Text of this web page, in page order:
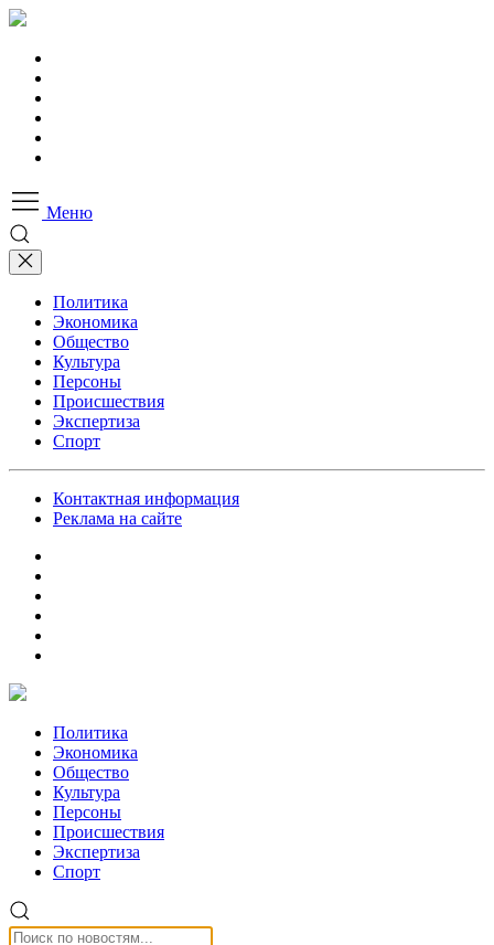
Меню
Политика
Экономика
Общество
Культура
Персоны
Происшествия
Экспертиза
Спорт
Контактная информация
Реклама на сайте
Политика
Экономика
Общество
Культура
Персоны
Происшествия
Экспертиза
Спорт